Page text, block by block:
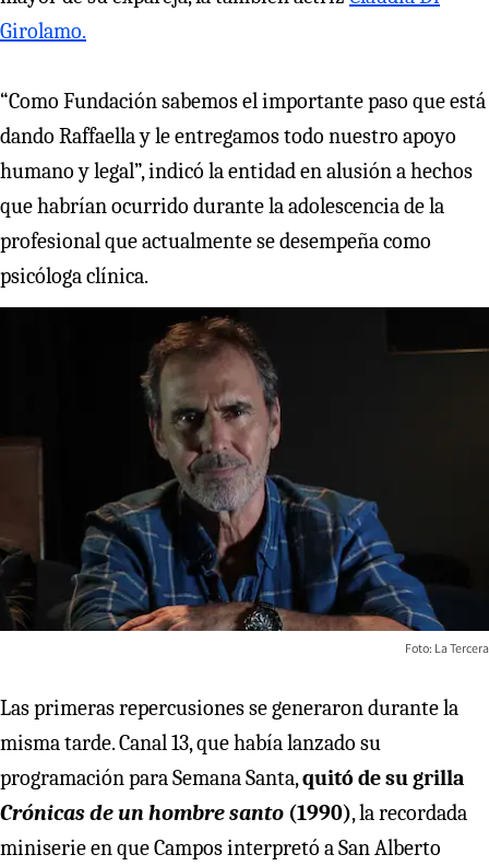
Girolamo.
“Como Fundación sabemos el importante paso que está
dando Raffaella y le entregamos todo nuestro apoyo
humano y legal”, indicó la entidad en alusión a hechos
que habrían ocurrido durante la adolescencia de la
profesional que actualmente se desempeña como
psicóloga clínica.
Foto: La Tercera
Las primeras repercusiones se generaron durante la
misma tarde. Canal 13, que había lanzado su
programación para Semana Santa,quitó de su grilla
Crónicas de un hombre santo (1990), la recordada
miniserie en que Campos interpretó a San Alberto